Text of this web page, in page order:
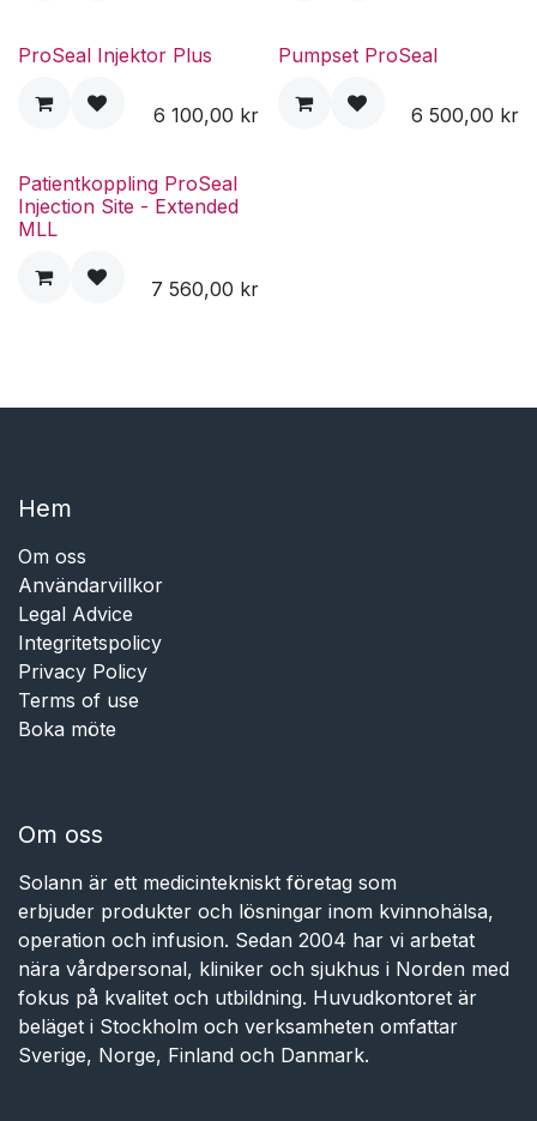
ProSeal Injektor Plus
6 100,00 kr
Pumpset ProSeal
6 500,00 kr
Patientkoppling ProSeal
Injection Site - Extended
MLL
7 560,00 kr
Hem​​
Om oss
Användarvillkor
Legal Advice
Integritetspolicy
Privacy Policy
Terms of use
Boka möte
Om oss
Solann är ett medicintekniskt företag som
erbjuder produkter och lösningar inom kvinnohälsa,
operation och infusion. Sedan 2004 har vi arbetat
nära vårdpersonal, kliniker och sjukhus i Norden med
fokus på kvalitet och utbildning. Huvudkontoret är
beläget i Stockholm och verksamheten omfattar
Sverige, Norge, Finland och Danmark.